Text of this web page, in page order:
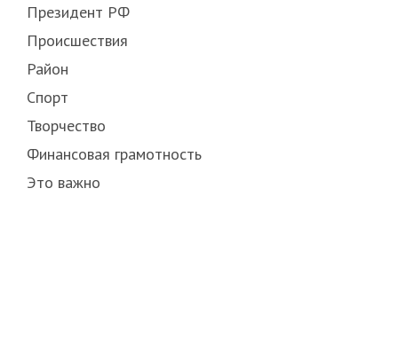
Президент РФ
Происшествия
Район
Спорт
Творчество
Финансовая грамотность
Это важно